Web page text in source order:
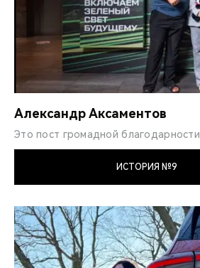
Александр Аксаментов
Это пост громадной благодарности
ИСТОРИЯ №9